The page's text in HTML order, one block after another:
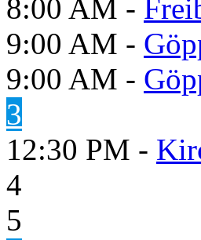
8:00 AM -
9:00 AM -
9:00 AM -
3
12:30 PM -
4
5